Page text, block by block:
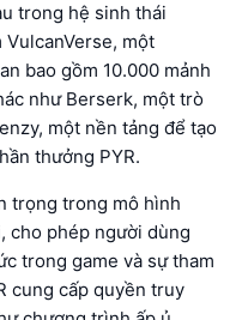
trong hệ sinh thái
một
bao gồm 10.000 mảnh
như Berserk, một trò
một nền tảng để tạo
thưởng PYR.
trọng trong mô hình
cho phép người dùng
trong game và sự tham
cung cấp quyền truy